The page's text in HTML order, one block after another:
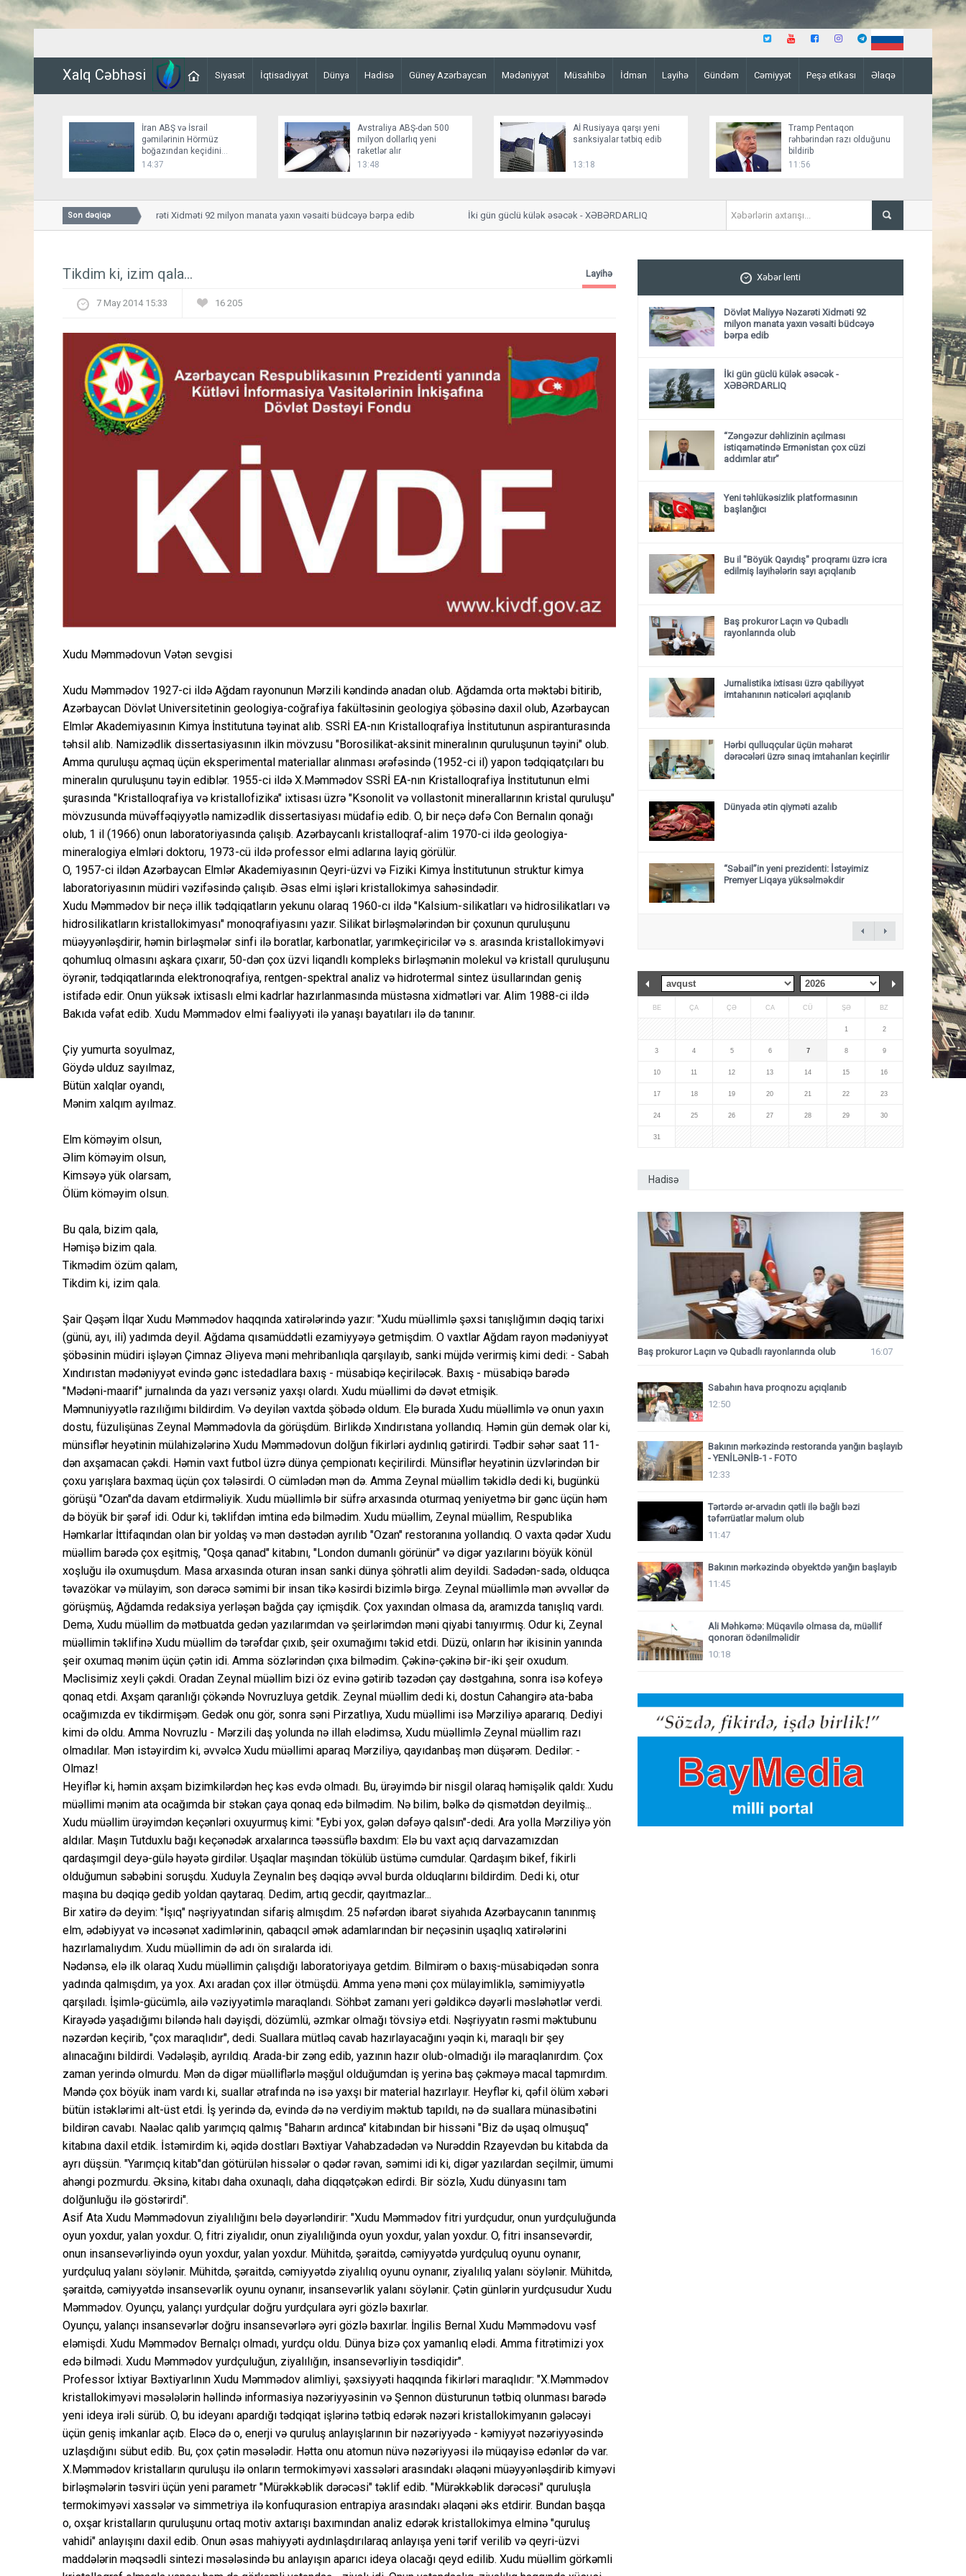
Xalq Cəbhəsi Siyasət İqtisadiyyat Dünya Hadisə Güney Azərbaycan Mədəniyyət Müsahibə İdman Layihə Gündəm Cəmiyyət Peşə etikası Əlaqə
İran ABŞ və İsrail
gəmilərinin Hörmüz
boğazından keçidini
bağlayır
14:37
Avstraliya ABŞ-dən 500
milyon dollarlıq yeni
raketlər alır
13:48
Aİ Rusiyaya qarşı yeni
sanksiyalar tətbiq edib
13:18
Tramp Pentaqon
rəhbərindən razı olduğunu
bildirib
11:56
Son dəqiqə
Dövlət Maliyyə Nəzarəti Xidməti 92 milyon manata yaxın vəsaiti büdcəyə bərpa edib İki gün güclü külək əsəcək - XƏBƏRDARLIQ “Zəngəzur dəhlizinin
Tikdim ki, izim qala... Layihə
7 May 2014 15:33 16 205
Xudu Məmmədovun Vətən sevgisi
Xudu Məmmədov 1927-ci ildə Ağdam rayonunun Mərzili kəndində anadan olub. Ağdamda orta məktəbi bitirib,
Azərbaycan Dövlət Universitetinin geologiya-coğrafiya fakültəsinin geologiya şöbəsinə daxil olub, Azərbaycan
Elmlər Akademiyasının Kimya İnstitutuna təyinat alıb. SSRİ EA-nın Kristalloqrafiya İnstitutunun aspiranturasında
təhsil alıb. Namizədlik dissertasiyasının ilkin mövzusu "Borosilikat-aksinit mineralının quruluşunun təyini" olub.
Amma quruluşu açmaq üçün eksperimental materiallar alınması ərəfəsində (1952-ci il) yapon tədqiqatçıları bu
mineralın quruluşunu təyin ediblər. 1955-ci ildə X.Məmmədov SSRİ EA-nın Kristalloqrafiya İnstitutunun elmi
şurasında "Kristalloqrafiya və kristallofizika" ixtisası üzrə "Ksonolit və vollastonit minerallarının kristal quruluşu"
mövzusunda müvəffəqiyyətlə namizədlik dissertasiyası müdafiə edib. O, bir neçə dəfə Con Bernalın qonağı
olub, 1 il (1966) onun laboratoriyasında çalışıb. Azərbaycanlı kristalloqraf-alim 1970-ci ildə geologiya-
mineralogiya elmləri doktoru, 1973-cü ildə professor elmi adlarına layiq görülür.
O, 1957-ci ildən Azərbaycan Elmlər Akademiyasının Qeyri-üzvi və Fiziki Kimya İnstitutunun struktur kimya
laboratoriyasının müdiri vəzifəsində çalışıb. Əsas elmi işləri kristallokimya sahəsindədir.
Xudu Məmmədov bir neçə illik tədqiqatların yekunu olaraq 1960-cı ildə "Kalsium-silikatları və hidrosilikatları və
hidrosilikatların kristallokimyası" monoqrafiyasını yazır. Silikat birləşmələrindən bir çoxunun quruluşunu
müəyyənləşdirir, həmin birləşmələr sinfi ilə boratlar, karbonatlar, yarımkeçiricilər və s. arasında kristallokimyəvi
qohumluq olmasını aşkara çıxarır, 50-dən çox üzvi liqandlı kompleks birləşmənin molekul və kristall quruluşunu
öyrənir, tədqiqatlarında elektronoqrafiya, rentgen-spektral analiz və hidrotermal sintez üsullarından geniş
istifadə edir. Onun yüksək ixtisaslı elmi kadrlar hazırlanmasında müstəsna xidmətləri var. Alim 1988-ci ildə
Bakıda vəfat edib. Xudu Məmmədov elmi fəaliyyəti ilə yanaşı bayatıları ilə də tanınır.
Çiy yumurta soyulmaz,
Göydə ulduz sayılmaz,
Bütün xalqlar oyandı,
Mənim xalqım ayılmaz.
Elm köməyim olsun,
Əlim köməyim olsun,
Kimsəyə yük olarsam,
Ölüm köməyim olsun.
Bu qala, bizim qala,
Həmişə bizim qala.
Tikmədim özüm qalam,
Tikdim ki, izim qala.
Şair Qəşəm İlqar Xudu Məmmədov haqqında xatirələrində yazır: "Xudu müəllimlə şəxsi tanışlığımın dəqiq tarixi
(günü, ayı, ili) yadımda deyil. Ağdama qısamüddətli ezamiyyəyə getmişdim. O vaxtlar Ağdam rayon mədəniyyət
şöbəsinin müdiri işləyən Çimnaz Əliyeva məni mehribanlıqla qarşılayıb, sanki müjdə verirmiş kimi dedi: - Sabah
Xındırıstan mədəniyyət evində gənc istedadlara baxış - müsabiqə keçiriləcək. Baxış - müsabiqə barədə
"Mədəni-maarif" jurnalında da yazı versəniz yaxşı olardı. Xudu müəllimi də dəvət etmişik.
Məmnuniyyətlə razılığımı bildirdim. Və deyilən vaxtda şöbədə oldum. Elə burada Xudu müəllimlə və onun yaxın
dostu, füzulişünas Zeynal Məmmədovla da görüşdüm. Birlikdə Xındırıstana yollandıq. Həmin gün demək olar ki,
münsiflər heyətinin mülahizələrinə Xudu Məmmədovun dolğun fikirləri aydınlıq gətirirdi. Tədbir səhər saat 11-
dən axşamacan çəkdi. Həmin vaxt futbol üzrə dünya çempionatı keçirilirdi. Münsiflər heyətinin üzvlərindən bir
çoxu yarışlara baxmaq üçün çox tələsirdi. O cümlədən mən də. Amma Zeynal müəllim təkidlə dedi ki, bugünkü
görüşü "Ozan"da davam etdirməliyik. Xudu müəllimlə bir süfrə arxasında oturmaq yeniyetmə bir gənc üçün həm
də böyük bir şərəf idi. Odur ki, təklifdən imtina edə bilmədim. Xudu müəllim, Zeynal müəllim, Respublika
Həmkarlar İttifaqından olan bir yoldaş və mən dəstədən ayrılıb "Ozan" restoranına yollandıq. O vaxta qədər Xudu
müəllim barədə çox eşitmiş, "Qoşa qanad" kitabını, "London dumanlı görünür" və digər yazılarını böyük könül
xoşluğu ilə oxumuşdum. Masa arxasında oturan insan sanki dünya şöhrətli alim deyildi. Sadədən-sadə, olduqca
təvazökar və mülayim, son dərəcə səmimi bir insan tikə kəsirdi bizimlə birgə. Zeynal müəllimlə mən əvvəllər də
görüşmüş, Ağdamda redaksiya yerləşən bağda çay içmişdik. Çox yaxından olmasa da, aramızda tanışlıq vardı.
Demə, Xudu müəllim də mətbuatda gedən yazılarımdan və şeirlərimdən məni qiyabi tanıyırmış. Odur ki, Zeynal
müəllimin təklifinə Xudu müəllim də tərəfdar çıxıb, şeir oxumağımı təkid etdi. Düzü, onların hər ikisinin yanında
şeir oxumaq mənim üçün çətin idi. Amma sözlərindən çıxa bilmədim. Çəkinə-çəkinə bir-iki şeir oxudum.
Məclisimiz xeyli çəkdi. Oradan Zeynal müəllim bizi öz evinə gətirib təzədən çay dəstgahına, sonra isə kofeyə
qonaq etdi. Axşam qaranlığı çökəndə Novruzluya getdik. Zeynal müəllim dedi ki, dostun Cahangirə ata-baba
ocağımızda ev tikdirmişəm. Gedək onu gör, sonra səni Pirzatlıya, Xudu müəllimi isə Mərziliyə apararıq. Dediyi
kimi də oldu. Amma Novruzlu - Mərzili daş yolunda nə illah elədimsə, Xudu müəllimlə Zeynal müəllim razı
olmadılar. Mən istəyirdim ki, əvvəlcə Xudu müəllimi aparaq Mərziliyə, qayıdanbaş mən düşərəm. Dedilər: -
Olmaz!
Heyiflər ki, həmin axşam bizimkilərdən heç kəs evdə olmadı. Bu, ürəyimdə bir nisgil olaraq həmişəlik qaldı: Xudu
müəllimi mənim ata ocağımda bir stəkan çaya qonaq edə bilmədim. Nə bilim, bəlkə də qismətdən deyilmiş...
Xudu müəllim ürəyimdən keçənləri oxuyurmuş kimi: "Eybi yox, gələn dəfəyə qalsın"-dedi. Ara yolla Mərziliyə yön
aldılar. Maşın Tutduxlu bağı keçənədək arxalarınca təəssüflə baxdım: Elə bu vaxt açıq darvazamızdan
qardaşımgil deyə-gülə həyətə girdilər. Uşaqlar maşından tökülüb üstümə cumdular. Qardaşım bikef, fikirli
olduğumun səbəbini soruşdu. Xuduyla Zeynalın beş dəqiqə əvvəl burda olduqlarını bildirdim. Dedi ki, otur
maşına bu dəqiqə gedib yoldan qaytaraq. Dedim, artıq gecdir, qayıtmazlar...
Bir xatirə də deyim: "İşıq" nəşriyyatından sifariş almışdım. 25 nəfərdən ibarət siyahıda Azərbaycanın tanınmış
elm, ədəbiyyat və incəsənət xadimlərinin, qabaqcıl əmək adamlarından bir neçəsinin uşaqlıq xatirələrini
hazırlamalıydım. Xudu müəllimin də adı ön sıralarda idi.
Nədənsə, elə ilk olaraq Xudu müəllimin çalışdığı laboratoriyaya getdim. Bilmirəm o baxış-müsabiqədən sonra
yadında qalmışdım, ya yox. Axı aradan çox illər ötmüşdü. Amma yenə məni çox mülayimliklə, səmimiyyətlə
qarşıladı. İşimlə-gücümlə, ailə vəziyyətimlə maraqlandı. Söhbət zamanı yeri gəldikcə dəyərli məsləhətlər verdi.
Kirayədə yaşadığımı biləndə halı dəyişdi, dözümlü, əzmkar olmağı tövsiyə etdi. Nəşriyyatın rəsmi məktubunu
nəzərdən keçirib, "çox maraqlıdır", dedi. Suallara mütləq cavab hazırlayacağını yəqin ki, maraqlı bir şey
alınacağını bildirdi. Vədələşib, ayrıldıq. Arada-bir zəng edib, yazının hazır olub-olmadığı ilə maraqlanırdım. Çox
zaman yerində olmurdu. Mən də digər müəlliflərlə məşğul olduğumdan iş yerinə baş çəkməyə macal tapmırdım.
Məndə çox böyük inam vardı ki, suallar ətrafında nə isə yaxşı bir material hazırlayır. Heyflər ki, qəfil ölüm xəbəri
bütün istəklərimi alt-üst etdi. İş yerində də, evində də nə verdiyim məktub tapıldı, nə də suallara münasibətini
bildirən cavabı. Naəlac qalıb yarımçıq qalmış "Baharın ardınca" kitabından bir hissəni "Biz də uşaq olmuşuq"
kitabına daxil etdik. İstəmirdim ki, əqidə dostları Bəxtiyar Vahabzadədən və Nurəddin Rzayevdən bu kitabda da
ayrı düşsün. "Yarımçıq kitab"dan götürülən hissələr o qədər rəvan, səmimi idi ki, digər yazılardan seçilmir, ümumi
ahəngi pozmurdu. Əksinə, kitabı daha oxunaqlı, daha diqqətçəkən edirdi. Bir sözlə, Xudu dünyasını tam
dolğunluğu ilə göstərirdi".
Asif Ata Xudu Məmmədovun ziyalılığını belə dəyərləndirir: "Xudu Məmmədov fitri yurdçudur, onun yurdçuluğunda
oyun yoxdur, yalan yoxdur. O, fitri ziyalıdır, onun ziyalılığında oyun yoxdur, yalan yoxdur. O, fitri insansevərdir,
onun insansevərliyində oyun yoxdur, yalan yoxdur. Mühitdə, şəraitdə, cəmiyyətdə yurdçuluq oyunu oynanır,
yurdçuluq yalanı söylənir. Mühitdə, şəraitdə, cəmiyyətdə ziyalılıq oyunu oynanır, ziyalılıq yalanı söylənir. Mühitdə,
şəraitdə, cəmiyyətdə insansevərlik oyunu oynanır, insansevərlik yalanı söylənir. Çətin günlərin yurdçusudur Xudu
Məmmədov. Oyunçu, yalançı yurdçular doğru yurdçulara əyri gözlə baxırlar.
Oyunçu, yalançı insansevərlər doğru insansevərlərə əyri gözlə baxırlar. İngilis Bernal Xudu Məmmədovu vəsf
eləmişdi. Xudu Məmmədov Bernalçı olmadı, yurdçu oldu. Dünya bizə çox yamanlıq elədi. Amma fitrətimizi yox
edə bilmədi. Xudu Məmmədov yurdçuluğun, ziyalılığın, insansevərliyin təsdiqidir".
Professor İxtiyar Bəxtiyarlının Xudu Məmmədov alimliyi, şəxsiyyəti haqqında fikirləri maraqlıdır: "X.Məmmədov
kristallokimyəvi məsələlərin həllində informasiya nəzəriyyəsinin və Şennon düsturunun tətbiq olunması barədə
yeni ideya irəli sürüb. O, bu ideyanı apardığı tədqiqat işlərinə tətbiq edərək nəzəri kristallokimyanın gələcəyi
üçün geniş imkanlar açıb. Eləcə də o, enerji və quruluş anlayışlarının bir nəzəriyyədə - kəmiyyət nəzəriyyəsində
uzlaşdığını sübut edib. Bu, çox çətin məsələdir. Hətta onu atomun nüvə nəzəriyyəsi ilə müqayisə edənlər də var.
X.Məmmədov kristalların quruluşu ilə onların termokimyəvi xassələri arasındakı əlaqəni müəyyənləşdirib kimyəvi
birləşmələrin təsviri üçün yeni parametr "Mürəkkəblik dərəcəsi" təklif edib. "Mürəkkəblik dərəcəsi" quruluşla
termokimyəvi xassələr və simmetriya ilə konfuqurasion entrapiya arasındakı əlaqəni əks etdirir. Bundan başqa
o, oxşar kristalların quruluşunu ortaq motiv axtarışı baxımından analiz edərək kristallokimya elminə "quruluş
vahidi" anlayışını daxil edib. Onun əsas mahiyyəti aydınlaşdırılaraq anlayışa yeni tərif verilib və qeyri-üzvi
maddələrin məqsədli sintezi məsələsində bu anlayışın aparıcı ideya olacağı qeyd edilib. Xudu müəllim görkəmli
Xəbər lenti
Dövlət Maliyyə Nəzarəti Xidməti 92
milyon manata yaxın vəsaiti büdcəyə
bərpa edib
İki gün güclü külək əsəcək -
XƏBƏRDARLIQ
“Zəngəzur dəhlizinin açılması
istiqamətində Ermənistan çox cüzi
addımlar atır”
Yeni təhlükəsizlik platformasının
başlanğıcı
Bu il "Böyük Qayıdış" proqramı üzrə icra
edilmiş layihələrin sayı açıqlanıb
Baş prokuror Laçın və Qubadlı
rayonlarında olub
Jurnalistika ixtisası üzrə qabiliyyət
imtahanının nəticələri açıqlanıb
Hərbi qulluqçular üçün məharət
dərəcələri üzrə sınaq imtahanları keçirilir
Dünyada ətin qiyməti azalıb
“Səbail”in yeni prezidenti: İstəyimiz
Premyer Liqaya yüksəlməkdir
BE ÇA ÇƏ CA CÜ ŞƏ BZ
1 2
3 4 5 6 7 8 9
10 11 12 13 14 15 16
17 18 19 20 21 22 23
24 25 26 27 28 29 30
31
Hadisə
Baş prokuror Laçın və Qubadlı rayonlarında olub 16:07
Sabahın hava proqnozu açıqlanıb
12:50
Bakının mərkəzində restoranda yanğın başlayıb
- YENİLƏNİB-1 - FOTO
12:33
Tərtərdə ər-arvadın qətli ilə bağlı bəzi
təfərrüatlar məlum olub
11:47
Bakının mərkəzində obyektdə yanğın başlayıb
11:45
Ali Məhkəmə: Müqavilə olmasa da, müəllif
qonorarı ödənilməlidir
10:18